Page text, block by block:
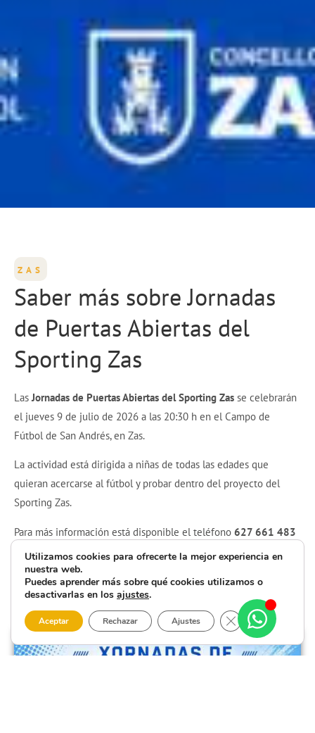
ZAS
Saber más sobre Jornadas
de Puertas Abiertas del
Sporting Zas
LasJornadas de Puertas Abiertas del Sporting Zas se celebrarán
el jueves 9 de julio de 2026 a las 20:30 h en el Campo de
Fútbol de San Andrés, en Zas.
La actividad está dirigida a niñas de todas las edades que
quieran acercarse al fútbol y probar dentro del proyecto del
Sporting Zas.
Para más información está disponible el teléfono 627 661 483
y también se puede contactar por mensaje privado.
Utilizamos cookies para ofrecerte la mejor experiencia en
nuestra web.
Puedes aprender más sobre qué cookies utilizamos o
desactivarlas en los ajustes.
Aceptar Rechazar Ajustes Cerrar el banner